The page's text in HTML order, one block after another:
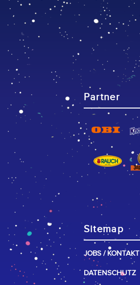
Partner
Sitemap
JOBS / KONTAKT
DATENSCHUTZ